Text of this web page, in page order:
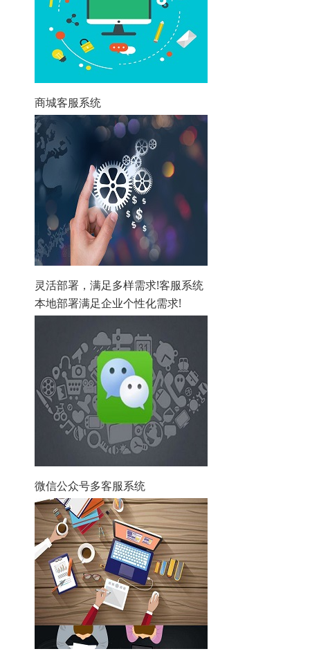
商城客服系统
灵活部署，满足多样需求!客服系统
本地部署满足企业个性化需求!
微信公众号多客服系统